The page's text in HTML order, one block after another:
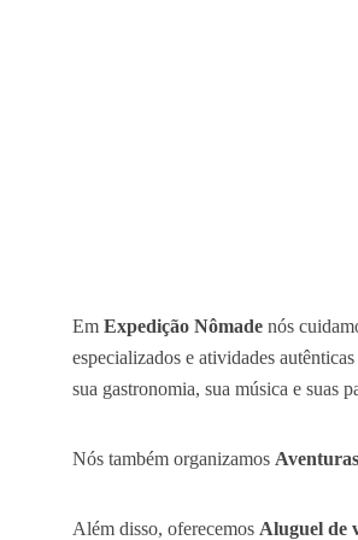
Em Expedição Nômadenós
especializados e atividades
sua gastronomia, sua música e suas
Nós também organizamos
Além disso, oferecemos Aluguel de